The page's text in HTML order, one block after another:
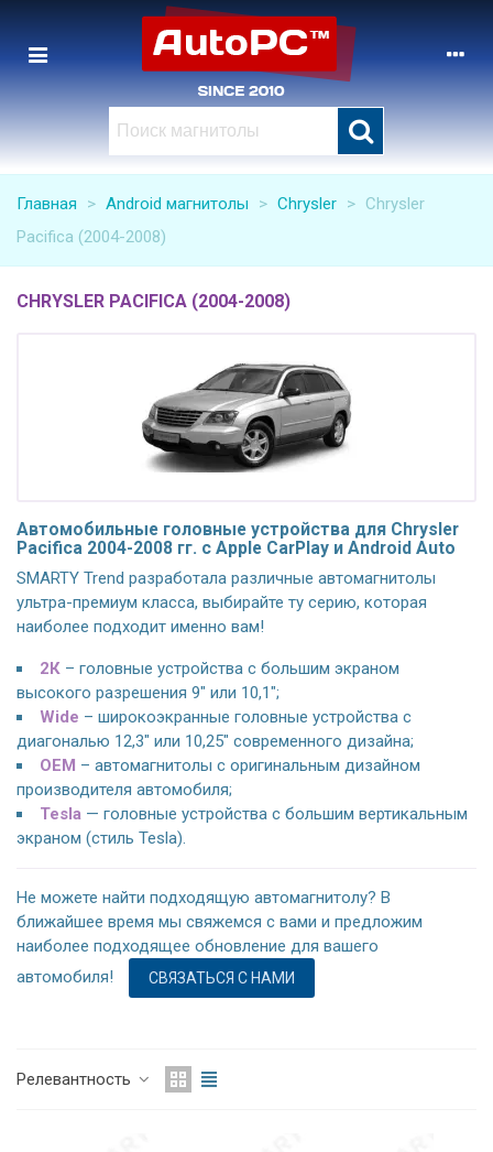
Главная > Android магнитолы > Chrysler > Chrysler
Pacifica (2004-2008)
CHRYSLER PACIFICA (2004-2008)
Автомобильные головные устройства для Chrysler
Pacifica 2004-2008 гг. с Apple CarPlay и Android Auto
SMARTY Trend разработала различные автомагнитолы
ультра-премиум класса, выбирайте ту серию, которая
наиболее подходит именно вам!
2К – головные устройства с большим экраном
высокого разрешения 9" или 10,1";
Wide – широкоэкранные головные устройства с
диагональю 12,3" или 10,25" современного дизайна;
OEM – автомагнитолы с оригинальным дизайном
производителя автомобиля;
Tesla — головные устройства с большим вертикальным
экраном (стиль Tesla).
Не можете найти подходящую автомагнитолу? В
ближайшее время мы свяжемся с вами и предложим
наиболее подходящее обновление для вашего
автомобиля!
СВЯЗАТЬСЯ С НАМИ
Релевантность